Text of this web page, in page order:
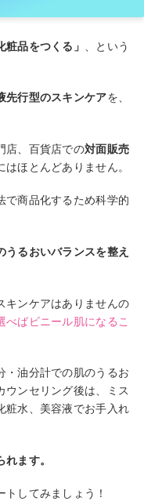
粧品をつくる」
、という
先行型のスキンケアを、
店、百貨店での対面販売
ほとんどありません。
で商品化するため科学的
うるおいバランスを整え
キンケアはありませんの
べばビニール肌になるこ
・油分計での肌のうるお
ウンセリング後は、ミス
粧水、美容液でお手入れ
れます。
してみましょう！